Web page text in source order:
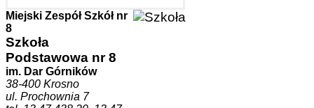
Miejski Zespół Szkół nr
8
Szkoła
Podstawowa nr 8
im. Dar Górników
38-400 Krosno
ul. Prochownia 7